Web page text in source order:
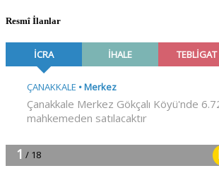
Resmî İlanlar